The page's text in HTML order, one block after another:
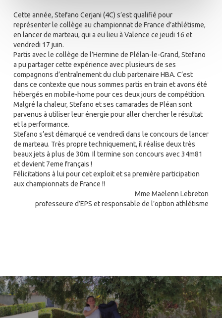
Cette année, Stefano Cerjani (4C) s’est qualifié pour
représenter le collège au championnat de France d’athlétisme,
en lancer de marteau, qui a eu lieu à Valence ce jeudi 16 et
vendredi 17 juin.
Partis avec le collège de l’Hermine de Plélan-le-Grand, Stefano
a pu partager cette expérience avec plusieurs de ses
compagnons d’entraînement du club partenaire HBA. C’est
dans ce contexte que nous sommes partis en train et avons été
hébergés en mobile-home pour ces deux jours de compétition.
Malgré la chaleur, Stefano et ses camarades de Pléan sont
parvenus à utiliser leur énergie pour aller chercher le résultat
et la performance.
Stefano s’est démarqué ce vendredi dans le concours de lancer
de marteau. Très propre techniquement, il réalise deux très
beaux jets à plus de 30m. Il termine son concours avec 34m81
et devient 7eme français !
Félicitations à lui pour cet exploit et sa première participation
aux championnats de France !!
Mme Maëlenn Lebreton
professeure d’EPS et responsable de l’option athlétisme